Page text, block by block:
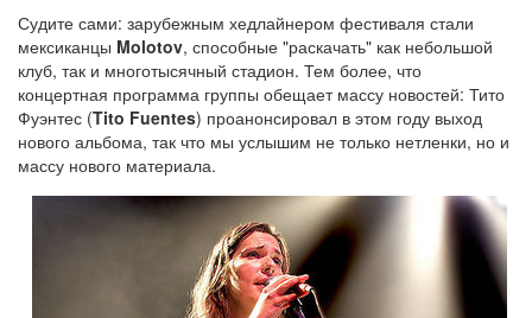
Судите сами: зарубежным хедлайнером фестиваля стали
мексиканцы Molotov, способные "раскачать" как небольшой
клуб, так и многотысячный стадион. Тем более, что
концертная программа группы обещает массу новостей: Тито
Фуэнтес (Tito Fuentes) проанонсировал в этом году выход
нового альбома, так что мы услышим не только нетленки, но и
массу нового материала.